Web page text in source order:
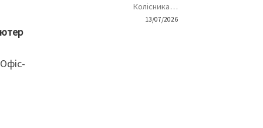
Колісника…
13/07/2026